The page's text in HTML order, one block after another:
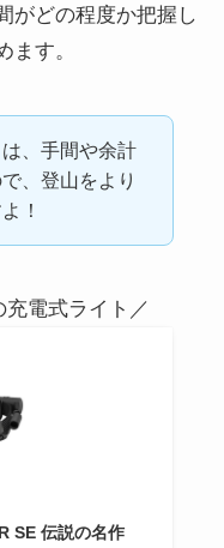
がどの程度か把握し
ます。
、手間や余計
、登山をより
！
電式ライト／
SE 伝説の名作